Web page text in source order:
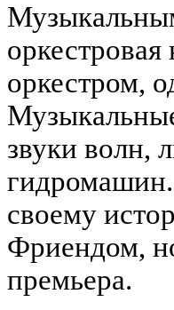
оркестром,
звуки волн,
своему
Фриендом,
премьера.